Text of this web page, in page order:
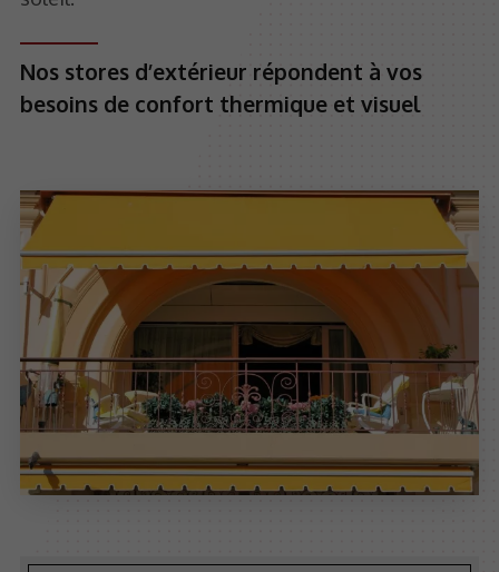
Nos stores d’extérieur répondent à vos
besoins de confort thermique et visuel